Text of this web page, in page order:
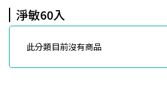
淨敏60入
此分類目前沒有商品